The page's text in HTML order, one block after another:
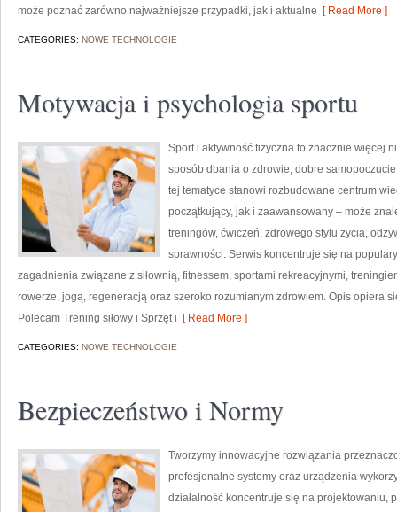
może poznać zarówno najważniejsze przypadki, jak i aktualne [ Read More ]
CATEGORIES: NOWE TECHNOLOGIE
Motywacja i psychologia sportu
Sport i aktywność fizyczna to znacznie więcej
sposób dbania o zdrowie, dobre
tej tematyce stanowi rozbudowane centrum
początkujący, jak i zaawansowany – może
treningów, ćwiczeń, zdrowego stylu życia,
sprawności. Serwis koncentruje się na
zagadnienia związane z siłownią, fitnessem, sportami rekreacyjnymi,
rowerze, jogą, regeneracją oraz szeroko rozumianym zdrowiem. Opis opiera
Polecam Trening siłowy i Sprzęt i [ Read More ]
CATEGORIES: NOWE TECHNOLOGIE
Bezpieczeństwo i Normy
Tworzymy innowacyjne rozwiązania
profesjonalne systemy oraz urządzenia
działalność koncentruje się na projektowaniu,